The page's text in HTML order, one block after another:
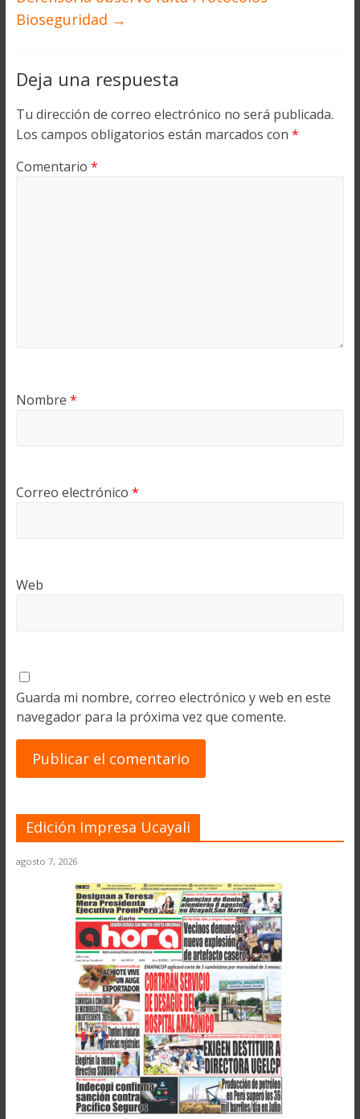
Bioseguridad →
Deja una respuesta
Tu dirección de correo electrónico no será publicada.
Los campos obligatorios están marcados con *
Comentario *
Nombre *
Correo electrónico *
Web
Guarda mi nombre, correo electrónico y web en este
navegador para la próxima vez que comente.
Edición Impresa Ucayali
agosto 7, 2026